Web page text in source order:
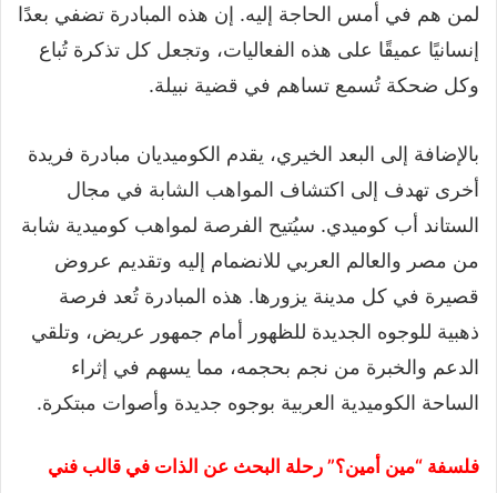
لمن هم في أمس الحاجة إليه. إن هذه المبادرة تضفي بعدًا
إنسانيًا عميقًا على هذه الفعاليات، وتجعل كل تذكرة تُباع
وكل ضحكة تُسمع تساهم في قضية نبيلة.
بالإضافة إلى البعد الخيري، يقدم الكوميديان مبادرة فريدة
أخرى تهدف إلى اكتشاف المواهب الشابة في مجال
الستاند أب كوميدي. سيُتيح الفرصة لمواهب كوميدية شابة
من مصر والعالم العربي للانضمام إليه وتقديم عروض
قصيرة في كل مدينة يزورها. هذه المبادرة تُعد فرصة
ذهبية للوجوه الجديدة للظهور أمام جمهور عريض، وتلقي
الدعم والخبرة من نجم بحجمه، مما يسهم في إثراء
الساحة الكوميدية العربية بوجوه جديدة وأصوات مبتكرة.
فلسفة “مين أمين؟” رحلة البحث عن الذات في قالب فني